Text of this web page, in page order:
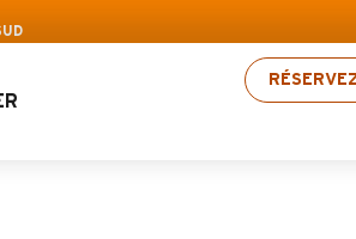
30% de réduction sur
Sud